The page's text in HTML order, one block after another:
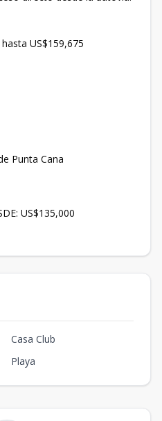
hasta US$159,675
Punta Cana
US$135,000
Casa Club
Playa